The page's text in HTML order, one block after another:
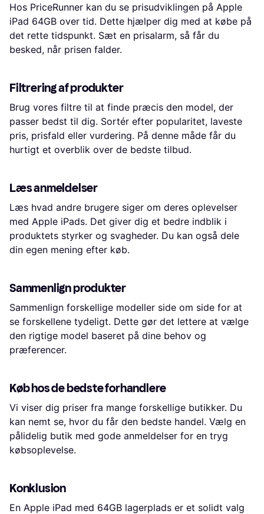
Hos PriceRunner kan du se prisudviklingen på Apple
iPad 64GB over tid. Dette hjælper dig med at købe på
det rette tidspunkt. Sæt en prisalarm, så får du
besked, når prisen falder.
Filtrering af produkter
Brug vores filtre til at finde præcis den model, der
passer bedst til dig. Sortér efter popularitet, laveste
pris, prisfald eller vurdering. På denne måde får du
hurtigt et overblik over de bedste tilbud.
Læs anmeldelser
Læs hvad andre brugere siger om deres oplevelser
med Apple iPads. Det giver dig et bedre indblik i
produktets styrker og svagheder. Du kan også dele
din egen mening efter køb.
Sammenlign produkter
Sammenlign forskellige modeller side om side for at
se forskellene tydeligt. Dette gør det lettere at vælge
den rigtige model baseret på dine behov og
præferencer.
Køb hos de bedste forhandlere
Vi viser dig priser fra mange forskellige butikker. Du
kan nemt se, hvor du får den bedste handel. Vælg en
pålidelig butik med gode anmeldelser for en tryg
købsoplevelse.
Konklusion
En Apple iPad med 64GB lagerplads er et solidt valg